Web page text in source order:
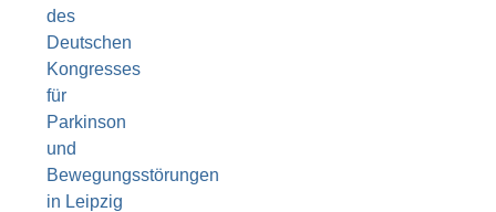
des
Deutschen
Kongresses
für
Parkinson
und
Bewegungsstörungen
in Leipzig